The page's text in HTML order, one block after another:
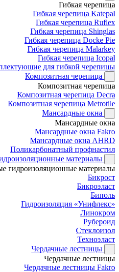
Гибкая черепица
Гибкая черепица Katepal
Гибкая черепица Ruflex
Гибкая черепица Shinglas
Гибкая черепица Docke Pie
Гибкая черепица Malarkey
Гибкая черепица Icopal
для гибкой черепицы
Композитная черепица
Композитная черепица
Композитная черепица Decra
Композитная черепица Metrotile
Мансардные окна
Мансардные окна
Мансардные окна Fakro
Мансардные окна AHRD
Поликарбонатный профнастил
материалы
гидроизоляционные материалы
Бикрост
Бикроэласт
Биполь
Гидроизоляция «Унифлекс»
Линокром
Рубероид
Стеклоизол
Техноэласт
Чердачные лестницы
Чердачные лестницы
Чердачные лестницы Fakro